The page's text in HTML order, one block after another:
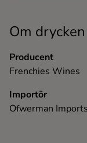
Om drycken
Producent
Frenchies Wines
Importör
Ofwerman